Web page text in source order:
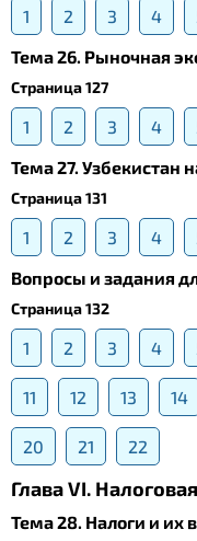
1 2 3 4
Тема 26. Рыночная
Страница 127
1 2 3 4
Тема 27. Узбекистан
Страница 131
1 2 3 4
Вопросы и задания
Страница 132
1 2 3 4
11 12 13 14
20 21 22
Глава VI.
Тема 28. Налоги и их